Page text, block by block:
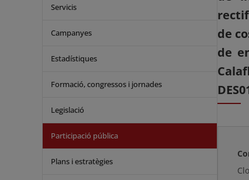
Servicis
Campanyes
Estadístiques
Formació, congressos i jornades
Legislació
Participació pública
Plans i estratègies
de
de